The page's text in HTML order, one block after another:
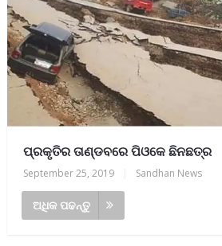
ପ୍ରକୃତିର ତାଣ୍ଡବରେ ପିଓକେ ଛିନଛତ୍ର
September 25, 2019 Sandhan News
ଅଧିକ ପଢନ୍ତୁ